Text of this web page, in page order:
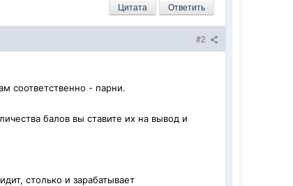
Ответить
Цитата
#2
соответственно - парни.
балов вы ставите их на вывод и
столько и зарабатывает